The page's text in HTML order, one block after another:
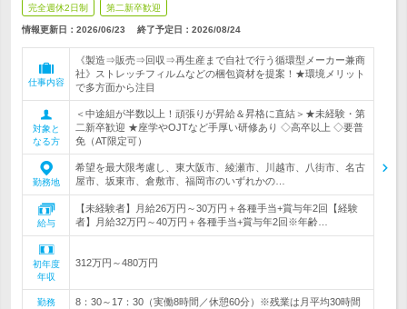
完全週休2日制 第二新卒歓迎
情報更新日：2026/06/23 終了予定日： 2026/08/24
仕事内容
《製造⇒販売⇒回収⇒再生産まで自社で行う循環型メーカー兼商
社》ストレッチフィルムなどの梱包資材を提案！★環境メリット
で多方面から注目
対象と
なる方
＜中途組が半数以上！頑張りが昇給＆昇格に直結＞★未経験・第
二新卒歓迎 ★座学やOJTなど手厚い研修あり ◇高卒以上 ◇要普
免（AT限定可）
勤務地
希望を最大限考慮し、東大阪市、綾瀬市、川越市、八街市、名古
屋市、坂東市、倉敷市、福岡市のいずれかの…
給与
【未経験者】月給26万円～30万円＋各種手当+賞与年2回【経験
者】月給32万円～40万円＋各種手当+賞与年2回※年齢…
初年度
年収
312万円～480万円
勤務
8：30～17：30（実働8時間／休憩60分）※残業は月平均30時間